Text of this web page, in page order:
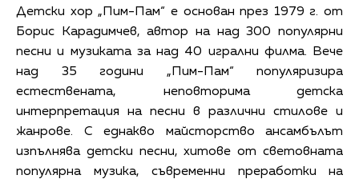
Детски хор „Пим-Пам“ е основан през 1979 г. от
Борис Карадимчев, автор на над 300 популярни
песни и музиката за над 40 игрални филма. Вече
над 35 години „Пим-Пам“ популяризира
естествената, неповторима детска
интерпретация на песни в различни стилове и
жанрове. С еднакво майсторство ансамбълът
изпълнява детски песни, хитове от световната
популярна музика, съвременни преработки на